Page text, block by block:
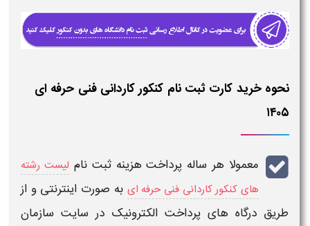
نحوه خرید کارت ثبت نام کنکور کاردانی فنی حرفه ای
۱۴۰۵
معمولا هر ساله پرداخت هزینه ثبت نام لیست رشته
های کنکور کاردانی فنی حرفه ای به صورت اینترنتی و از
طریق درگاه های پرداخت الکترونیک در سایت سازمان